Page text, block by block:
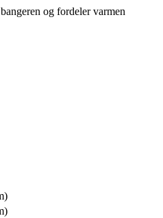
og fordeler varmen